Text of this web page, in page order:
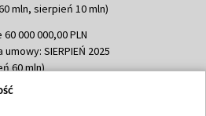
mln, sierpień 10 mln)
000 000,00 PLN
SIERPIEŃ 2025
60 mln)
783 051,21 PLN